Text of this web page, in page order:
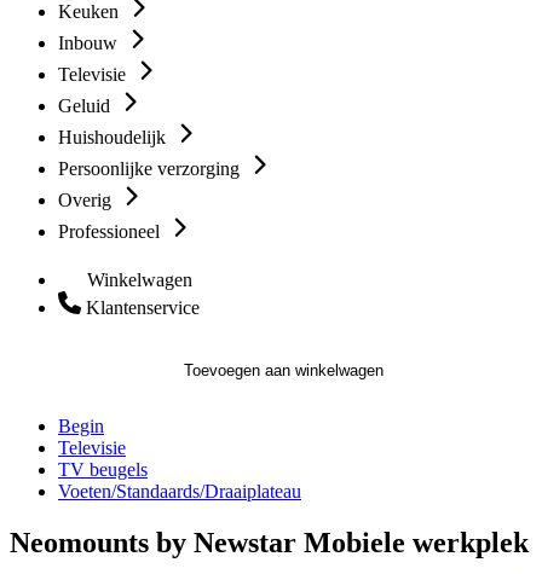
Keuken
Inbouw
Televisie
Geluid
Huishoudelijk
Persoonlijke verzorging
Overig
Professioneel
Winkelwagen
Klantenservice
Toevoegen aan winkelwagen
Begin
Televisie
TV beugels
Voeten/Standaards/Draaiplateau
Neomounts by Newstar Mobiele werkplek